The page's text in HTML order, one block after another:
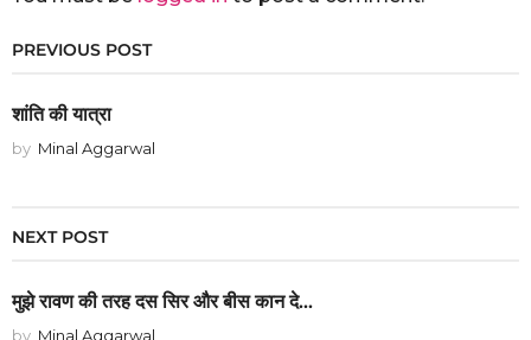
PREVIOUS POST
शांति की यात्रा
by Minal Aggarwal
NEXT POST
मुझे रावण की तरह दस सिर और बीस कान दे...
by Minal Aggarwal